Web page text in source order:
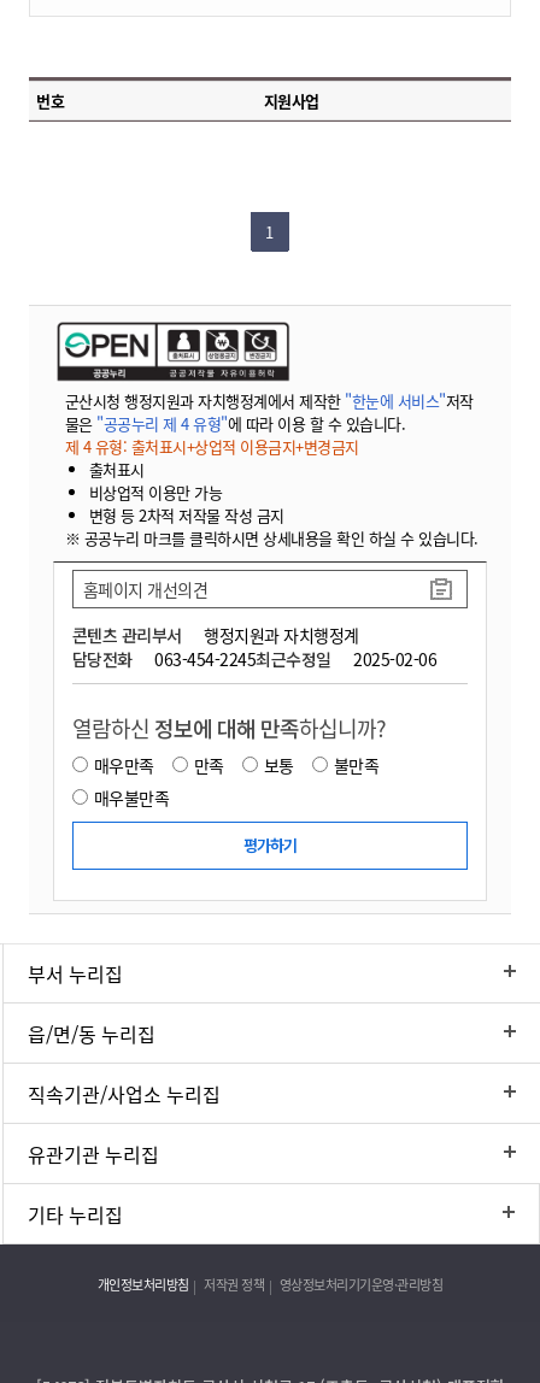
번호 지원사업
1
군산시청 행정지원과 자치행정계에서 제작한 "한눈에 서비스"저작
물은 "공공누리 제 4 유형"에 따라 이용 할 수 있습니다.
제 4 유형: 출처표시+상업적 이용금지+변경금지
출처표시
비상업적 이용만 가능
변형 등 2차적 저작물 작성 금지
※ 공공누리 마크를 클릭하시면 상세내용을 확인 하실 수 있습니다.
콘텐츠 관리부서
행정지원과 자치행정계
담당전화
063-454-2245최근수정일 2025-02-06
홈페이지 개선의견
열람하신 정보에 대해 만족하십니까?
매우만족 만족 보통
불만족
매우불만족
부서 누리집
읍/면/동 누리집
직속기관/사업소 누리집
유관기관 누리집
기타 누리집
개인정보처리방침 저작권 정책 영상정보처리기기운영·관리방침